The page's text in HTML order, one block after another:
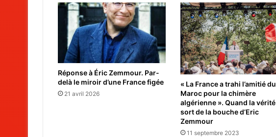
Réponse à Éric Zemmour. Par-
delà le miroir d’une France figée
21 avril 2026
« La France a trahi l’amitié du
Maroc pour la chimère
algérienne ». Quand la vérité
sort de la bouche d’Eric
Zemmour
11 septembre 2023